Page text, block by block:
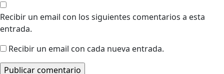
Recibir un email con los siguientes comentarios a esta
entrada.
Recibir un email con cada nueva entrada.